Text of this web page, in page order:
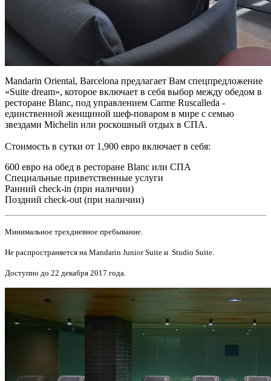
Mandarin Oriental, Barcelona предлагает Вам спецпредложение
«Suite dream», которое включает в себя выбор между обедом в
ресторане Blanc, под управлением Carme Ruscalleda -
единственной женщиной шеф-поваром в мире с семью
звездами Michelin или роскошный отдых в СПА.
Стоимость в сутки от 1,900 евро включает в себя:
600 евро на обед в ресторане Blanc или СПА
Специальные приветственные услуги
Ранний check-in (при наличии)
Поздний check-out (при наличии)
Минимальное трехдневное пребывание.
Не распространяется на Mandarin Junior Suite и Studio Suite.
Доступно до 22 декабря 2017 года.